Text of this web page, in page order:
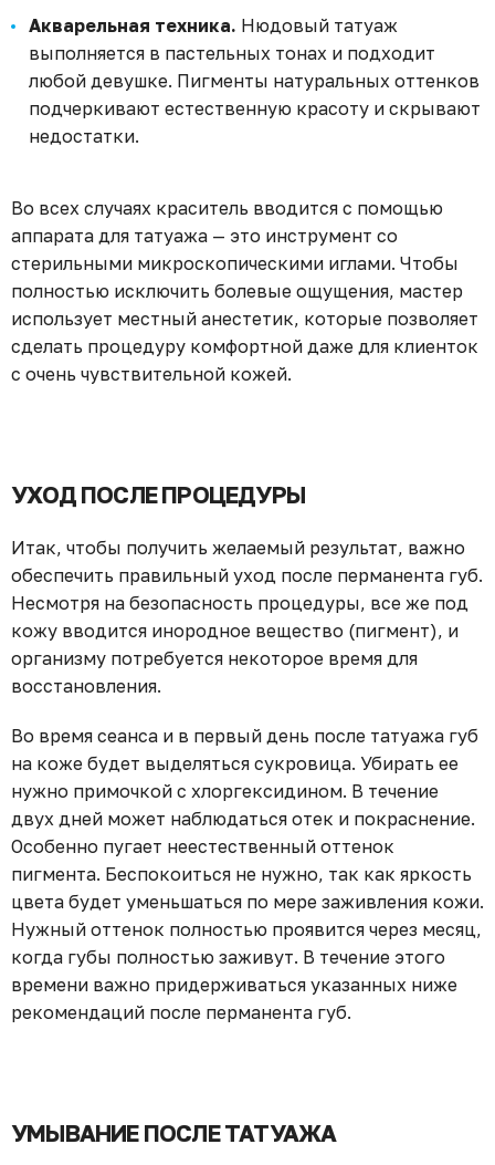
Акварельная техника. Нюдовый татуаж
выполняется в пастельных тонах и подходит
любой девушке. Пигменты натуральных оттенков
подчеркивают естественную красоту и скрывают
недостатки.
Во всех случаях краситель вводится с помощью
аппарата для татуажа — это инструмент со
стерильными микроскопическими иглами. Чтобы
полностью исключить болевые ощущения, мастер
использует местный анестетик, которые позволяет
сделать процедуру комфортной даже для клиенток
с очень чувствительной кожей.
УХОД ПОСЛЕ ПРОЦЕДУРЫ
Итак, чтобы получить желаемый результат, важно
обеспечить правильный уход после перманента губ.
Несмотря на безопасность процедуры, все же под
кожу вводится инородное вещество (пигмент), и
организму потребуется некоторое время для
восстановления.
Во время сеанса и в первый день после татуажа губ
на коже будет выделяться сукровица. Убирать ее
нужно примочкой с хлоргексидином. В течение
двух дней может наблюдаться отек и покраснение.
Особенно пугает неестественный оттенок
пигмента. Беспокоиться не нужно, так как яркость
цвета будет уменьшаться по мере заживления кожи.
Нужный оттенок полностью проявится через месяц,
когда губы полностью заживут. В течение этого
времени важно придерживаться указанных ниже
рекомендаций после перманента губ.
УМЫВАНИЕ ПОСЛЕ ТАТУАЖА